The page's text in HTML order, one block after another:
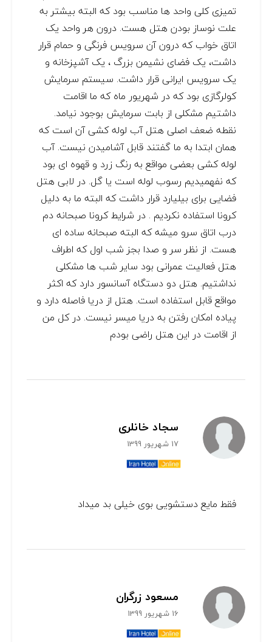
تمیزی کلی واحد ها مناسب بود که البته بیشتر به
علت نوساز بودن هتل هست. درون هر واحد یک
اتاق خواب که درون آن سرویس فرنگی و حمام قرار
داشت، یک فضای نشیمن بزرگ ، یک آشپزخانه و
یک سرویس ایرانی قرار داشت. سیستم سرمایش
کولرگازی بود که در شهریور ماه که ما اقامت
داشتیم مشکلی از بابت سرمایش بوجود نیامد.
نقطه ضعف اصلی هتل آب لوله کشی آن است که
همان ابتدا به ما گفتند قابل آشامیدن نیست. آب
لوله کشی بعضی مواقع به رنگ زرد و قهوه ای بود
که نفهمیدیم رسوب لوله است یا گل. در لابی هتل
فضایی برای بیلیارد قرار داشت که البته ما به دلیل
کرونا استفاده نکردیم . در شرایط کرونا صبحانه دم
درب اتاق سرو میشه که البته صبحانه ساده ای
هست. از نظر سر و صدا بجز شب اول که اطراف
هتل فعالیت عمرانی بود سایر شب ها مشکلی
نداشتیم. هتل دو دستگاه آسانسور دارد که اکثر
مواقع قابل استفاده است. هتل از دریا فاصله دارد و
پیاده امکان رفتن به دریا میسر نیست. در کل من
از اقامت در این هتل راضی بودم
سجاد خانلری
17 شهریور 1399
فقط مایع دستشویی بوی خیلی بد میداد
مسعود زرگران
16 شهریور 1399